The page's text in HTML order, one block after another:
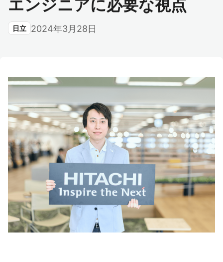
エンジニアに必要な視点
日立 2024年3月28日